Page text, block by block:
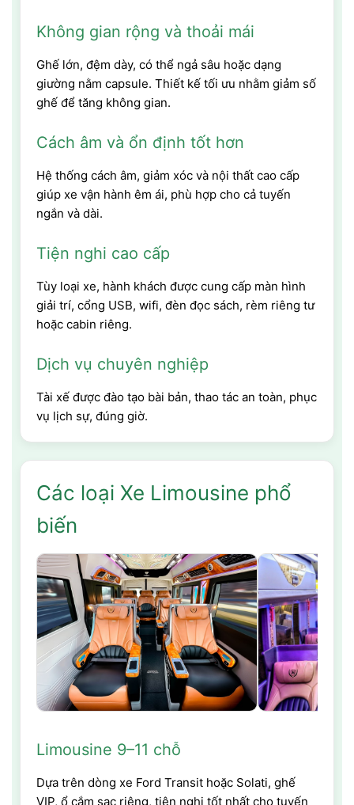
Không gian rộng và thoải mái
Ghế lớn, đệm dày, có thể ngả sâu hoặc dạng
giường nằm capsule. Thiết kế tối ưu nhằm giảm số
ghế để tăng không gian.
Cách âm và ổn định tốt hơn
Hệ thống cách âm, giảm xóc và nội thất cao cấp
giúp xe vận hành êm ái, phù hợp cho cả tuyến
ngắn và dài.
Tiện nghi cao cấp
Tùy loại xe, hành khách được cung cấp màn hình
giải trí, cổng USB, wifi, đèn đọc sách, rèm riêng tư
hoặc cabin riêng.
Dịch vụ chuyên nghiệp
Tài xế được đào tạo bài bản, thao tác an toàn, phục
vụ lịch sự, đúng giờ.
Các loại Xe Limousine phổ
biến
Limousine 9–11 chỗ
Dựa trên dòng xe Ford Transit hoặc Solati, ghế
VIP, ổ cắm sạc riêng, tiện nghi tốt nhất cho tuyến